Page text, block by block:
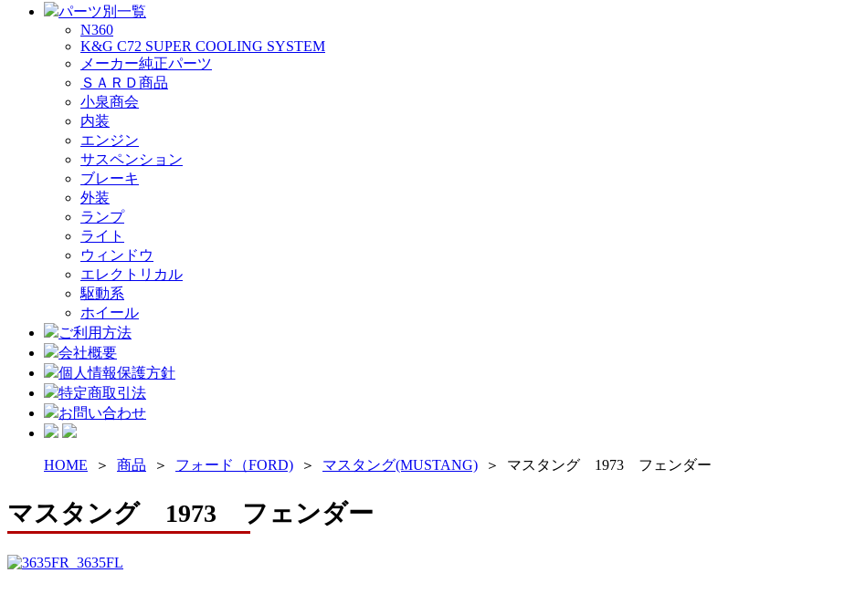
パーツ別一覧
N360
K&G C72 SUPER COOLING SYSTEM
メーカー純正パーツ
ＳＡＲＤ商品
小泉商会
内装
エンジン
サスペンション
ブレーキ
外装
ランプ
ライト
ウィンドウ
エレクトリカル
駆動系
ホイール
ご利用方法
会社概要
個人情報保護方針
特定商取引法
お問い合わせ
HOME ＞ 商品 ＞ フォード（FORD) ＞ マスタング(MUSTANG) ＞ マスタング 1973 フェンダー
マスタング 1973 フェンダー